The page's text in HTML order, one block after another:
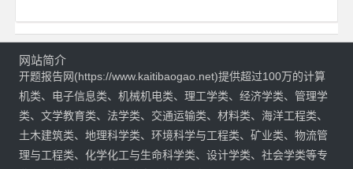
网站简介
开题报告网(https://www.kaitibaogao.net)提供超过100万的计算
机类、电子信息类、机械机电类、理工学类、经济学类、管理学
类、文学教育类、法学类、交通运输类、材料类、海洋工程类、
土木建筑类、地理科学类、环境科学与工程类、矿业类、物流管
理与工程类、化学化工与生命科学类、设计学类、社会学类等专